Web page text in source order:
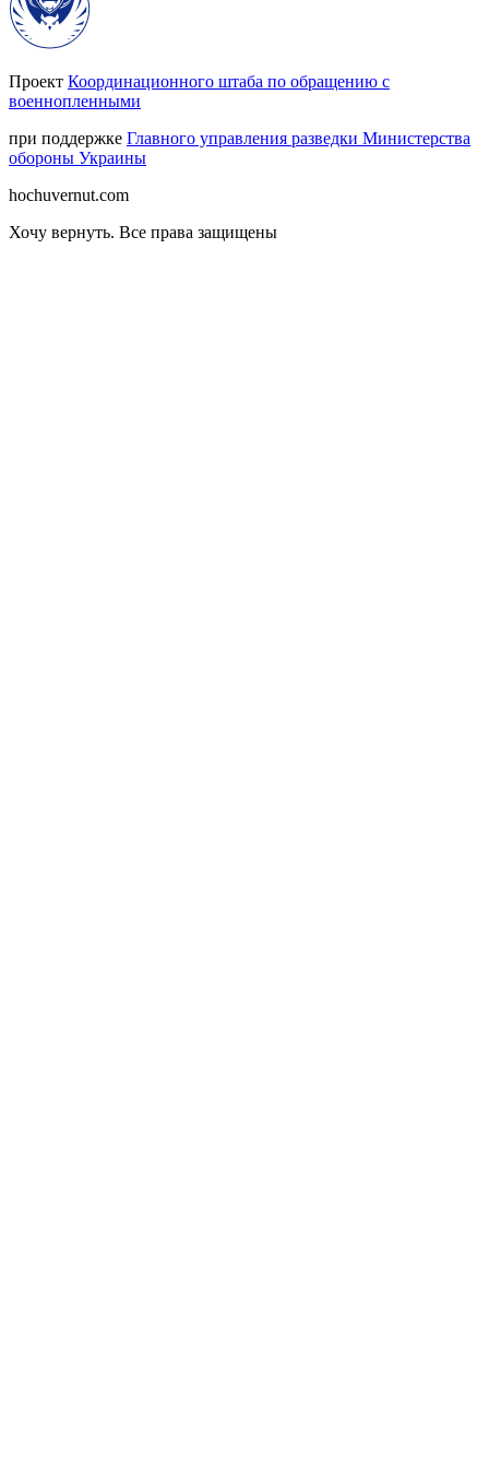
Проект Координационного штаба по обращению с
военнопленными
при поддержке Главного управления разведки Министерства
обороны Украины
hochuvernut.com
Хочу вернуть. Все права защищены